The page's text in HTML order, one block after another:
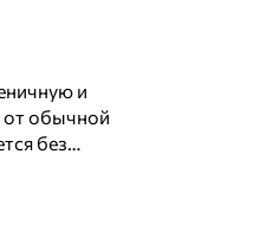
и
от обычной
без